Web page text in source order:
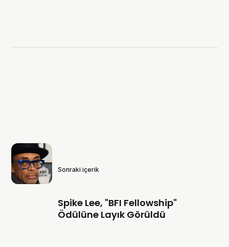
Sonraki içerik
Spike Lee, "BFI Fellowship"
Ödülüne Layık Görüldü